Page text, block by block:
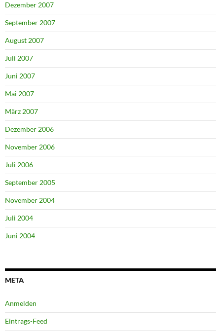
Dezember 2007
September 2007
August 2007
Juli 2007
Juni 2007
Mai 2007
März 2007
Dezember 2006
November 2006
Juli 2006
September 2005
November 2004
Juli 2004
Juni 2004
META
Anmelden
Eintrags-Feed